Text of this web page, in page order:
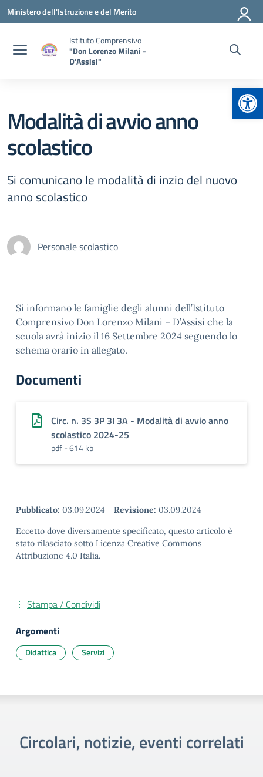
Vai ai contenuti
Vai al menu di navigazione
Vai al footer
Ministero dell'Istruzione e del Merito
Istituto Comprensivo
"Don Lorenzo Milani -
D’Assisi"
Modalità di avvio anno
scolastico
Si comunicano le modalità di inzio del nuovo
anno scolastico
Personale scolastico
Si informano le famiglie degli alunni dell’Istituto
Comprensivo Don Lorenzo Milani – D’Assisi che la
scuola avrà inizio il 16 Settembre 2024 seguendo lo
schema orario in allegato.
Documenti
Circ. n. 3S 3P 3I 3A - Modalità di avvio anno
scolastico 2024-25
pdf - 614 kb
Pubblicato: 03.09.2024 - Revisione: 03.09.2024
Eccetto dove diversamente specificato, questo articolo è
stato rilasciato sotto Licenza Creative Commons
Attribuzione 4.0 Italia.
Stampa / Condividi
Argomenti
Didattica Servizi
Circolari, notizie, eventi correlati